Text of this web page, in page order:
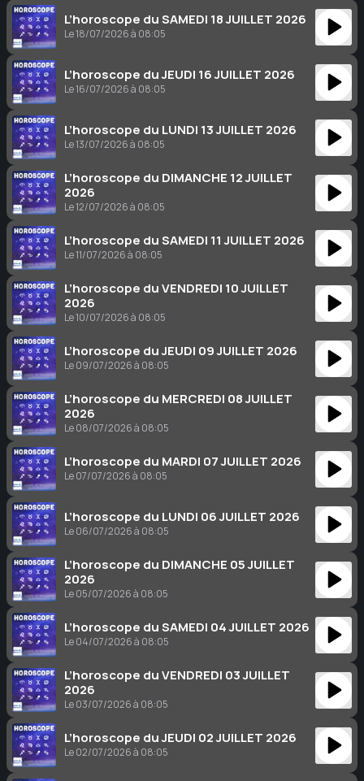
L’horoscope du SAMEDI 18 JUILLET 2026
Le 18/07/2026 à 08:05
L’horoscope du JEUDI 16 JUILLET 2026
Le 16/07/2026 à 08:05
L’horoscope du LUNDI 13 JUILLET 2026
Le 13/07/2026 à 08:05
L’horoscope du DIMANCHE 12 JUILLET
2026
Le 12/07/2026 à 08:05
L’horoscope du SAMEDI 11 JUILLET 2026
Le 11/07/2026 à 08:05
L’horoscope du VENDREDI 10 JUILLET
2026
Le 10/07/2026 à 08:05
L’horoscope du JEUDI 09 JUILLET 2026
Le 09/07/2026 à 08:05
L’horoscope du MERCREDI 08 JUILLET
2026
Le 08/07/2026 à 08:05
L’horoscope du MARDI 07 JUILLET 2026
Le 07/07/2026 à 08:05
L’horoscope du LUNDI 06 JUILLET 2026
Le 06/07/2026 à 08:05
L’horoscope du DIMANCHE 05 JUILLET
2026
Le 05/07/2026 à 08:05
L’horoscope du SAMEDI 04 JUILLET 2026
Le 04/07/2026 à 08:05
L’horoscope du VENDREDI 03 JUILLET
2026
Le 03/07/2026 à 08:05
L’horoscope du JEUDI 02 JUILLET 2026
Le 02/07/2026 à 08:05